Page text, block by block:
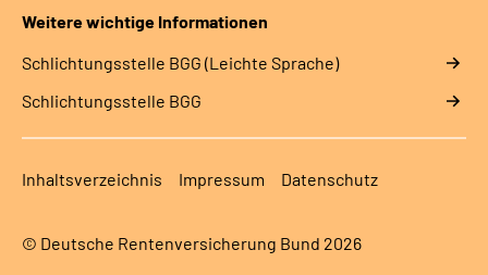
Weitere wichtige Informationen
Schlich­tungs­stel­le BGG (Leichte Sprache)
Schlich­tungs­stel­le BGG
Inhaltsverzeichnis Impressum Datenschutz
© Deutsche Rentenversicherung Bund 2026